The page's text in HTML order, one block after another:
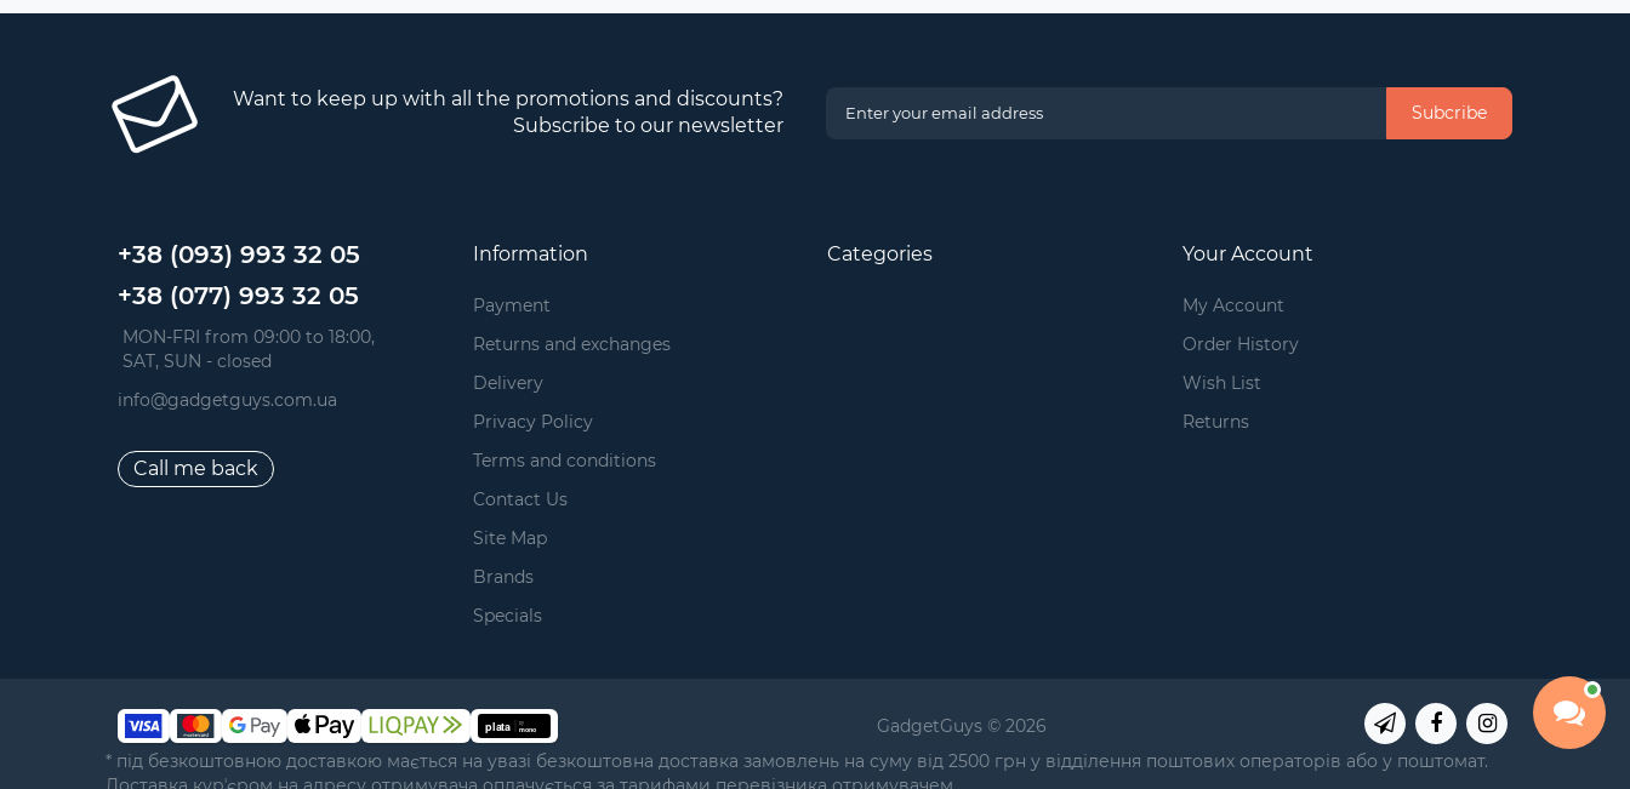
Want to keep up with all the promotions and discounts?
Subscribe to our newsletter
Subcribe
+38 (093) 993 32 05
+38 (077) 993 32 05
MON-FRI from 09:00 to 18:00,
SAT, SUN - closed
info@gadgetguys.com.ua
Call me back
Information
Payment
Returns and exchanges
Delivery
Privacy Policy
Terms and conditions
Contact Us
Site Map
Brands
Specials
Categories Your Account
My Account
Order History
Wish List
Returns
GadgetGuys © 2026
* під безкоштовною доставкою мається на увазі безкоштовна доставка замовлень на суму від 2500 грн у відділення поштових операторів або у поштомат.